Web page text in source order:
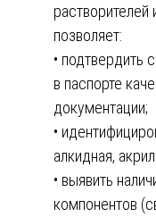
позволяет:
• подтвердить
в паспорте
документации;
•
алкидная,
• выявить
компонентов